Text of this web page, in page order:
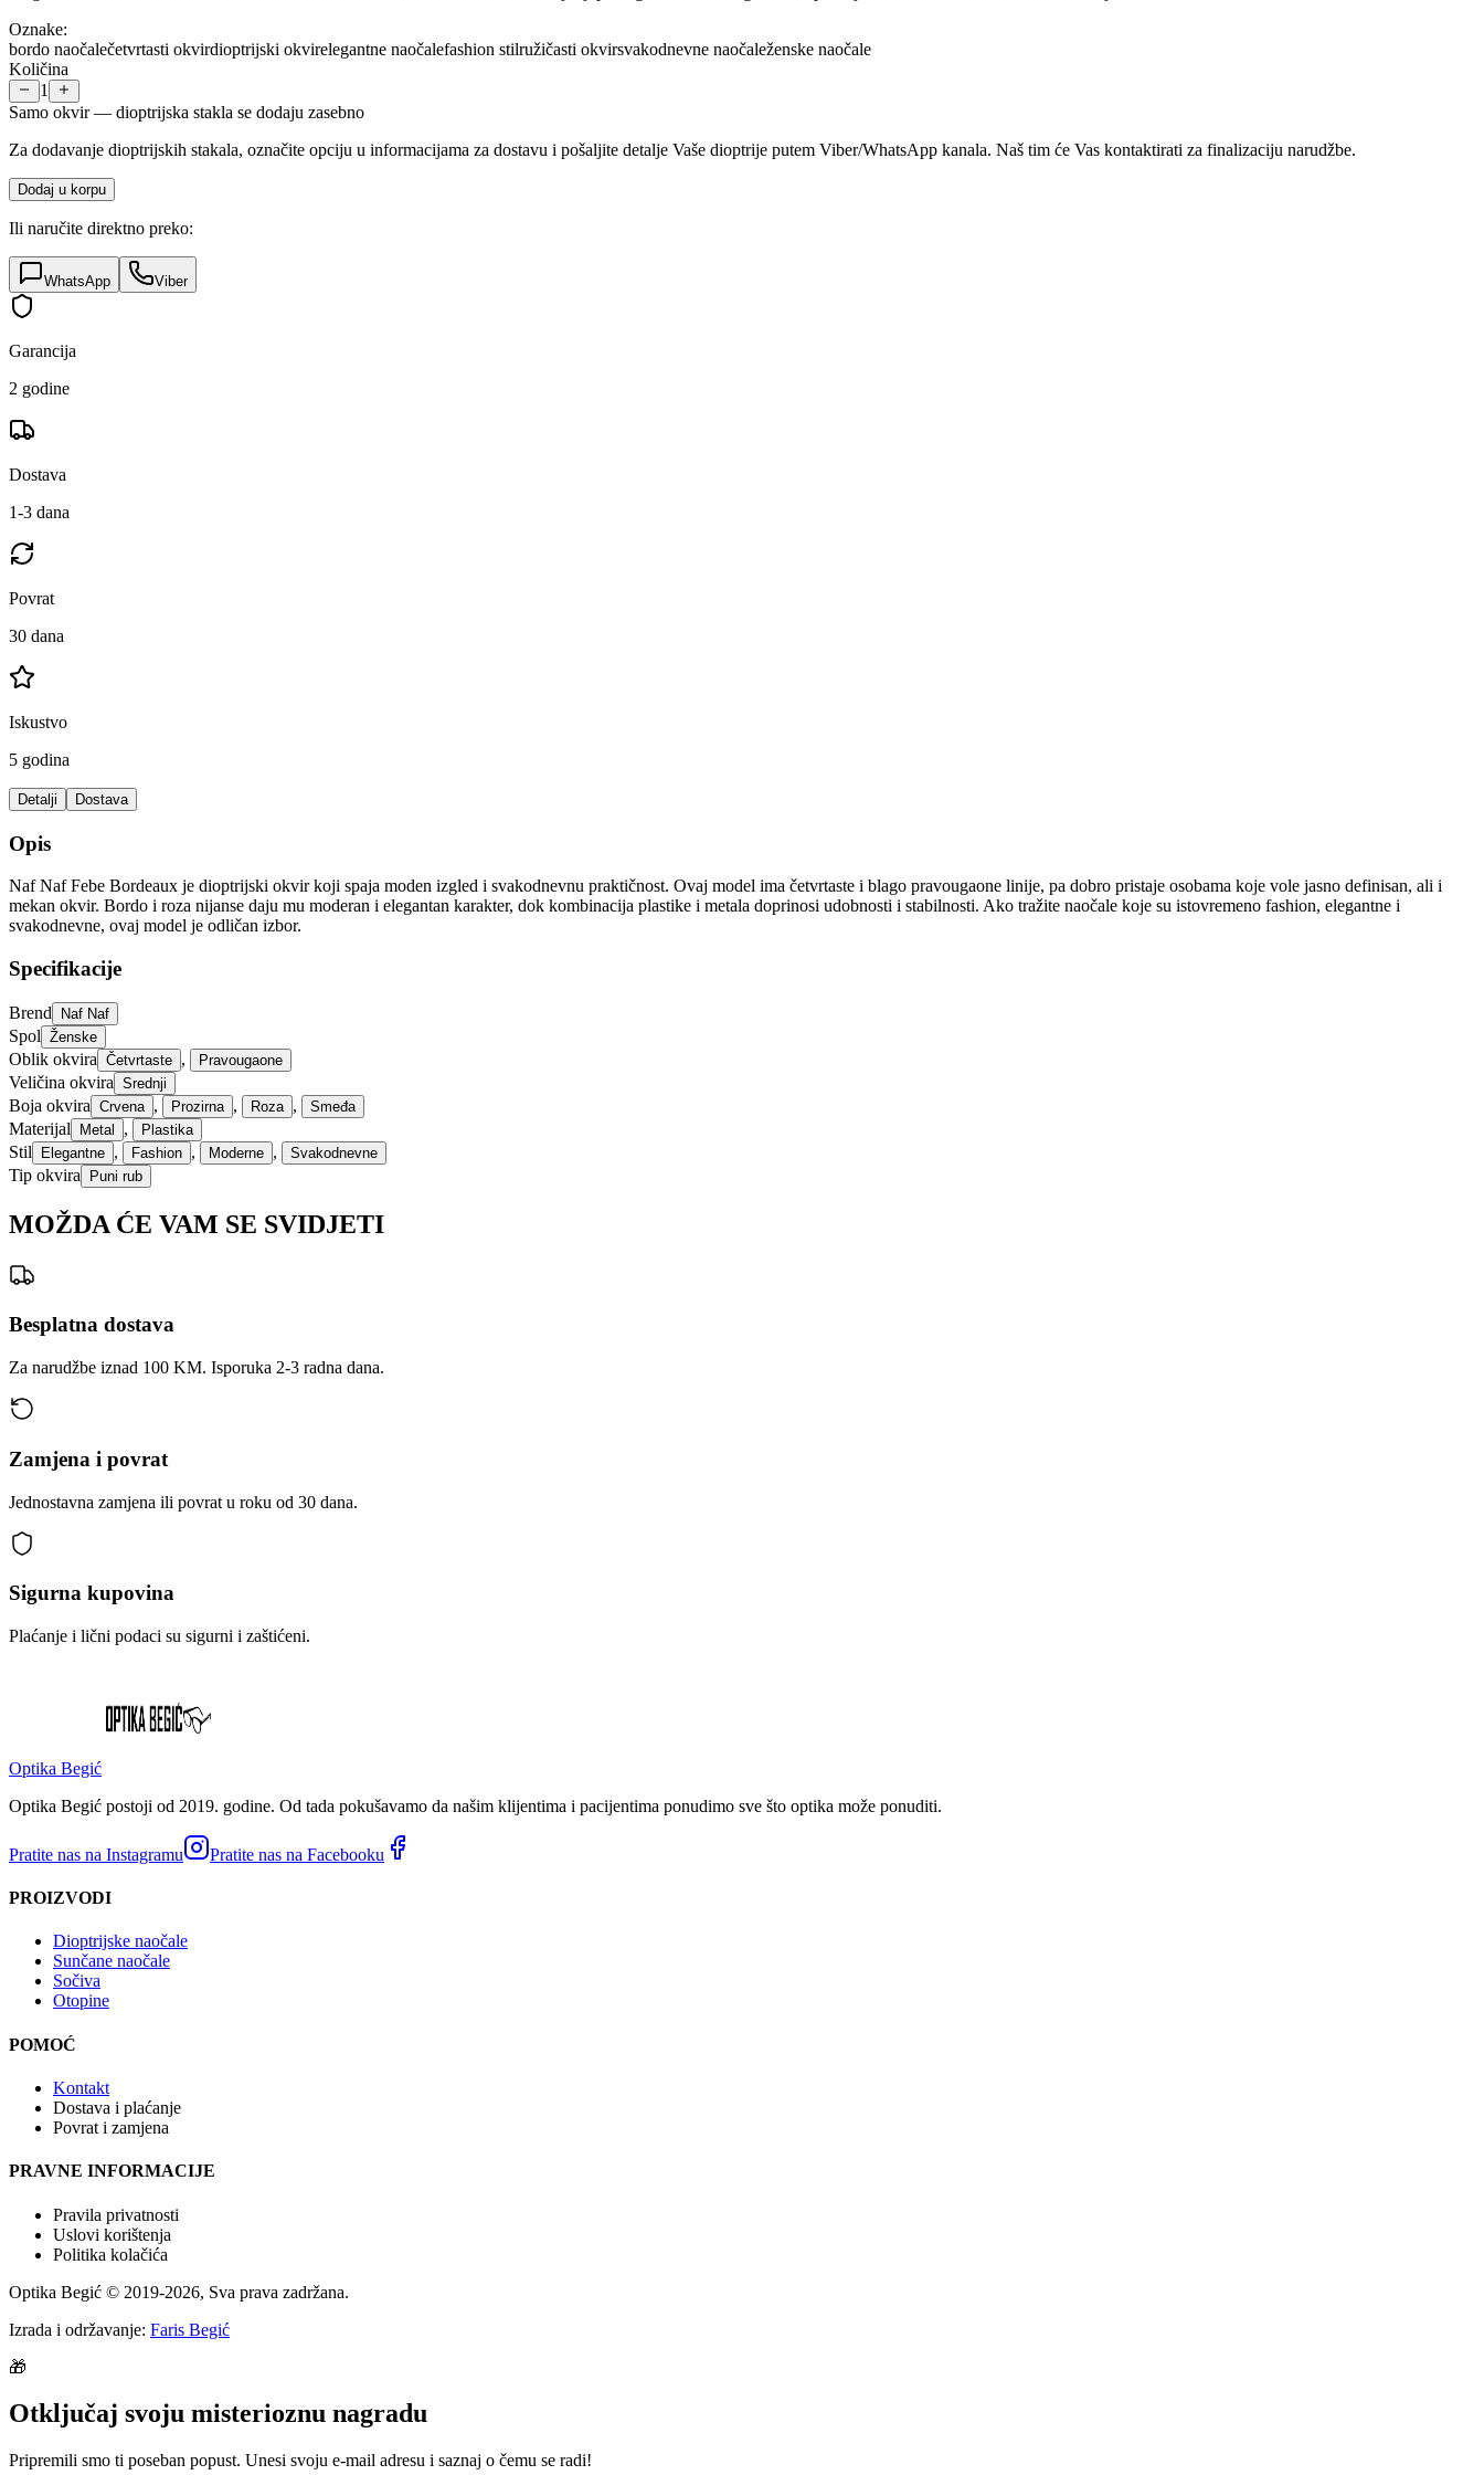
Oznake:
bordo naočalečetvrtasti okvirdioptrijski okvirelegantne naočalefashion stilružičasti okvirsvakodnevne naočaleženske naočale
Količina
1
Samo okvir — dioptrijska stakla se dodaju zasebno
Za dodavanje dioptrijskih stakala, označite opciju u informacijama za dostavu i pošaljite detalje Vaše dioptrije putem Viber/WhatsApp kanala. Naš tim će Vas kontaktirati za finalizaciju narudžbe.
Dodaj u korpu
Ili naručite direktno preko:
WhatsApp Viber
Garancija
2 godine
Dostava
1-3 dana
Povrat
30 dana
Iskustvo
5 godina
Detalji Dostava
Opis
Naf Naf Febe Bordeaux je dioptrijski okvir koji spaja moden izgled i svakodnevnu praktičnost. Ovaj model ima četvrtaste i blago pravougaone linije, pa dobro pristaje osobama koje vole jasno definisan, ali i
mekan okvir. Bordo i roza nijanse daju mu moderan i elegantan karakter, dok kombinacija plastike i metala doprinosi udobnosti i stabilnosti. Ako tražite naočale koje su istovremeno fashion, elegantne i
svakodnevne, ovaj model je odličan izbor.
Specifikacije
Brend Naf Naf
Spol Ženske
Oblik okvira Četvrtaste , Pravougaone
Veličina okvira Srednji
Boja okvira Crvena , Prozirna , Roza , Smeđa
Materijal Metal , Plastika
Stil Elegantne , Fashion , Moderne , Svakodnevne
Tip okvira Puni rub
MOŽDA ĆE VAM SE SVIDJETI
Besplatna dostava
Za narudžbe iznad 100 KM. Isporuka 2-3 radna dana.
Zamjena i povrat
Jednostavna zamjena ili povrat u roku od 30 dana.
Sigurna kupovina
Plaćanje i lični podaci su sigurni i zaštićeni.
Optika Begić
Optika Begić postoji od 2019. godine. Od tada pokušavamo da našim klijentima i pacijentima ponudimo sve što optika može ponuditi.
Pratite nas na Instagramu Pratite nas na Facebooku
PROIZVODI
Dioptrijske naočale
Sunčane naočale
Sočiva
Otopine
POMOĆ
Kontakt
Dostava i plaćanje
Povrat i zamjena
PRAVNE INFORMACIJE
Pravila privatnosti
Uslovi korištenja
Politika kolačića
Optika Begić © 2019-2026, Sva prava zadržana.
Izrada i održavanje: Faris Begić
🎁
Otključaj svoju misterioznu nagradu
Pripremili smo ti poseban popust. Unesi svoju e-mail adresu i saznaj o čemu se radi!